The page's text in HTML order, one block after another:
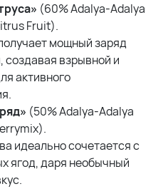
(60% Adalya-Adalya
Fruit).
мощный заряд
создавая взрывной и
активного
(50% Adalya-Adalya
идеально сочетается с
ягод, даря необычный